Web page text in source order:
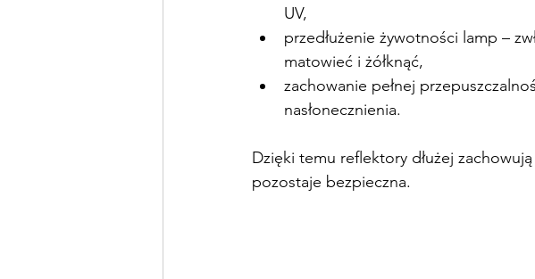
UV,
przedłużenie żywotności lamp –
matowieć i żółknąć,
zachowanie pełnej
nasłonecznienia.
Dzięki temu reflektory dłużej
pozostaje bezpieczna.